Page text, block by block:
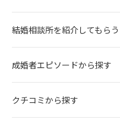
結婚相談所を紹介してもらう
成婚者エピソードから探す
クチコミから探す